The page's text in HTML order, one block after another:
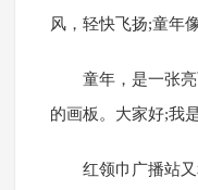
风，轻快飞扬;童年
童年，是一张
的画板。大家好;我
红领巾广播站